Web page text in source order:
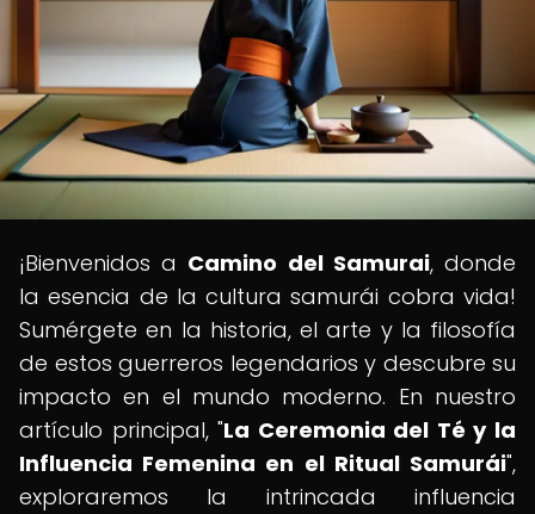
¡Bienvenidos a Camino del Samurai, donde
la esencia de la cultura samurái cobra vida!
Sumérgete en la historia, el arte y la filosofía
de estos guerreros legendarios y descubre su
impacto en el mundo moderno. En nuestro
artículo principal, "La Ceremonia del Té y la
Influencia Femenina en el Ritual Samurái",
exploraremos la intrincada influencia